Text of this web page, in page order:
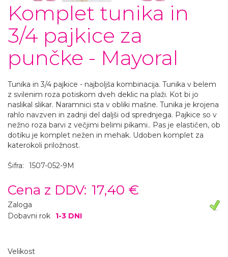
Komplet tunika in
3/4 pajkice za
punčke - Mayoral
Tunika in 3/4 pajkice - najboljša kombinacija. Tunika v belem
z svilenim roza potiskom dveh deklic na plaži. Kot bi jo
naslikal slikar. Naramnici sta v obliki mašne. Tunika je krojena
rahlo navzven in zadnji del daljši od sprednjega. Pajkice so v
nežno roza barvi z večjimi belimi pikami.. Pas je elastičen, ob
dotiku je komplet nežen in mehak. Udoben komplet za
katerokoli priložnost.
Šifra: 1507-052-9M
Cena z DDV: 17,40 €
Zaloga
Dobavni rok
1-3 DNI
Velikost